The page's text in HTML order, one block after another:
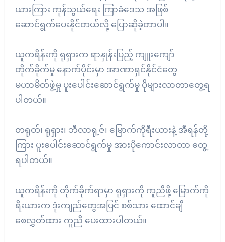
ယားကြား ကုန်သွယ်ရေး ကြာခံဒေသ အဖြစ်
ဆောင်ရွက်ပေးနိုင်တယ်လို့ ပြောဆိုခဲ့တာပါ။
ယူကရိန်းကို ရုရှားက ရာနှုန်းပြည့် ကျူးကျော်
တိုက်ခိုက်မှု နောက်ပိုင်းမှာ အာဏာရှင်နိုင်ငံတွေ
မဟာမိတ်ဖွဲ့မှု ပူးပေါင်းဆောင်ရွက်မှု ပိုများလာတာတွေ့ရ
ပါတယ်။
တရုတ်၊ ရုရှား၊ ဘီလာရု့ဇ်၊ မြောက်ကိုရီးယားနဲ့ အီရန်တို့
ကြား ပူးပေါင်းဆောင်ရွက်မှု အားပိုကောင်းလာတာ တွေ့
ရပါတယ်။
ယူကရိန်းကို တိုက်ခိုက်ရာမှာ ရုရှားကို ကူညီဖို့ မြောက်ကို
ရီးယားက ဒုံးကျည်တွေအပြင် စစ်သား ထောင်ချီ
စေလွှတ်ထား ကူညီ ပေးထားပါတယ်။